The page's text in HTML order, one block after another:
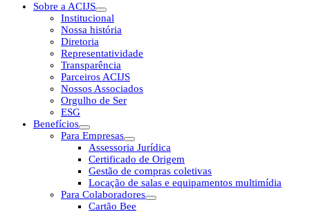
Sobre a ACIJS
Institucional
Nossa história
Diretoria
Representatividade
Transparência
Parceiros ACIJS
Nossos Associados
Orgulho de Ser
ESG
Benefícios
Para Empresas
Assessoria Jurídica
Certificado de Origem
Gestão de compras coletivas
Locação de salas e equipamentos multimídia
Para Colaboradores
Cartão Bee